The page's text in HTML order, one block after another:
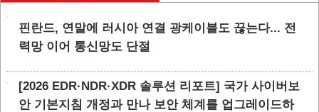
핀란드, 연말에 러시아 연결 광케이블도 끊는다... 전
력망 이어 통신망도 단절
[2026 EDR·NDR·XDR 솔루션 리포트] 국가 사이버보
안 기본지침 개정과 만나 보안 체계를 업그레이드하